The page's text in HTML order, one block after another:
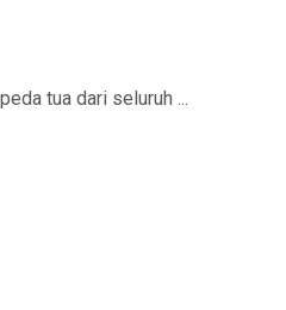
tua dari seluruh ...